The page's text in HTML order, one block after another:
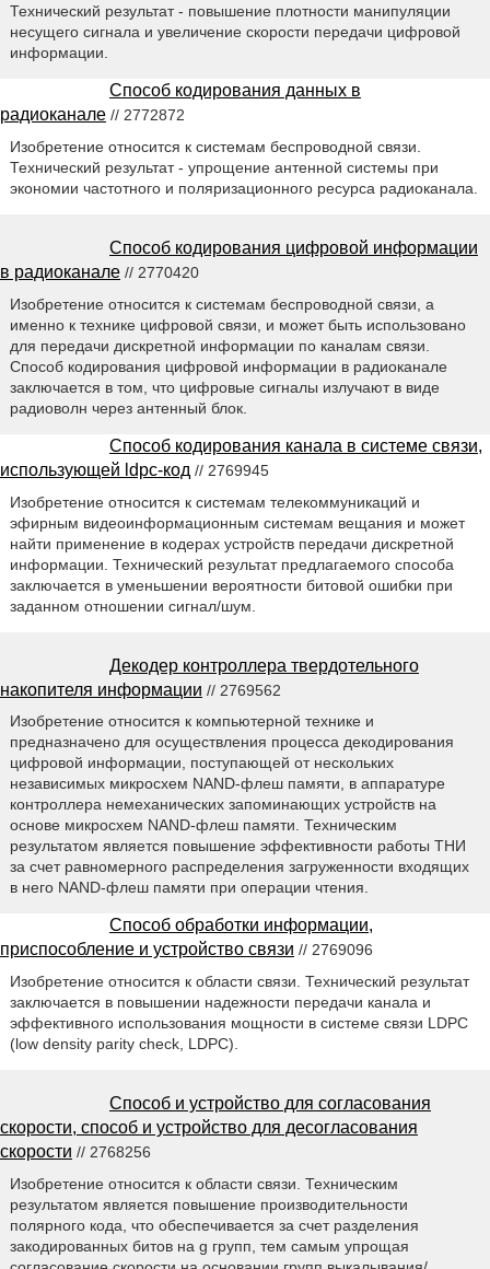
Технический результат - повышение плотности манипуляции
несущего сигнала и увеличение скорости передачи цифровой
информации.
Способ кодирования данных в
радиоканале // 2772872
Изобретение относится к системам беспроводной связи.
Технический результат - упрощение антенной системы при
экономии частотного и поляризационного ресурса радиоканала.
Способ кодирования цифровой информации
в радиоканале // 2770420
Изобретение относится к системам беспроводной связи, а
именно к технике цифровой связи, и может быть использовано
для передачи дискретной информации по каналам связи.
Способ кодирования цифровой информации в радиоканале
заключается в том, что цифровые сигналы излучают в виде
радиоволн через антенный блок.
Способ кодирования канала в системе связи,
использующей ldpc-код // 2769945
Изобретение относится к системам телекоммуникаций и
эфирным видеоинформационным системам вещания и может
найти применение в кодерах устройств передачи дискретной
информации. Технический результат предлагаемого способа
заключается в уменьшении вероятности битовой ошибки при
заданном отношении сигнал/шум.
Декодер контроллера твердотельного
накопителя информации // 2769562
Изобретение относится к компьютерной технике и
предназначено для осуществления процесса декодирования
цифровой информации, поступающей от нескольких
независимых микросхем NAND-флеш памяти, в аппаратуре
контроллера немеханических запоминающих устройств на
основе микросхем NAND-флеш памяти. Техническим
результатом является повышение эффективности работы ТНИ
за счет равномерного распределения загруженности входящих
в него NAND-флеш памяти при операции чтения.
Способ обработки информации,
приспособление и устройство связи // 2769096
Изобретение относится к области связи. Технический результат
заключается в повышении надежности передачи канала и
эффективного использования мощности в системе связи LDPC
(low density parity check, LDPC).
Способ и устройство для согласования
скорости, способ и устройство для десогласования
скорости // 2768256
Изобретение относится к области связи. Техническим
результатом является повышение производительности
полярного кода, что обеспечивается за счет разделения
закодированных битов на g групп, тем самым упрощая